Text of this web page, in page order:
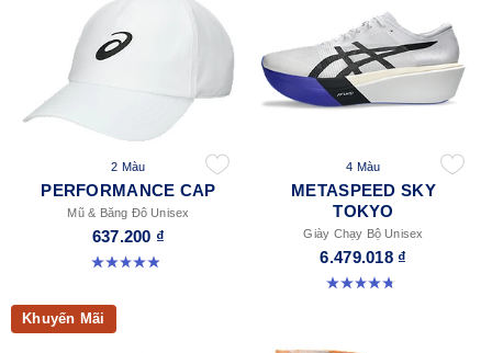
2 Màu
PERFORMANCE CAP
Mũ & Băng Đô Unisex
637.200 ₫
4.9 trong số 5 sao. 78 đánh giá
4 Màu
METASPEED SKY
TOKYO
Giày Chạy Bộ Unisex
6.479.018 ₫
4.8 trong số 5 sao. 348 đánh giá
Khuyến Mãi